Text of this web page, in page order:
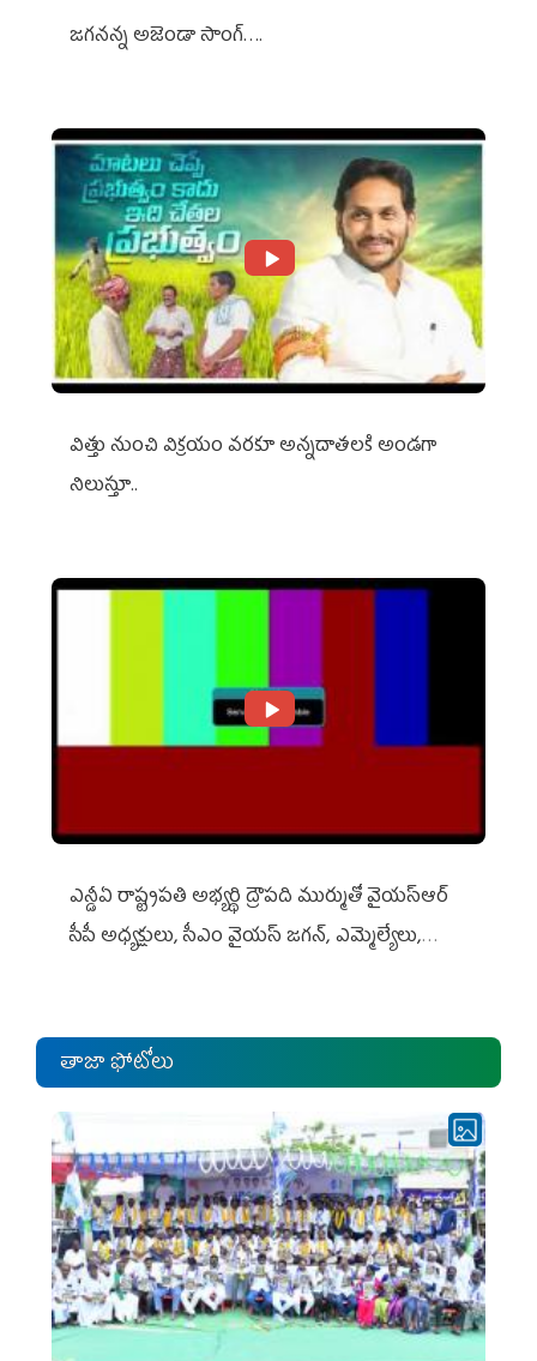
జగనన్న అజెండా సాంగ్….
విత్తు నుంచి విక్రయం వరకూ అన్నదాతలకి అండగా
నిలుస్తూ..
ఎన్డీఏ రాష్ట్ర‌ప‌తి అభ్య‌ర్థి ద్రౌప‌ది ముర్ముతో వైయ‌స్ఆర్
సీపీ అధ్య‌క్షులు, సీఎం వైయ‌స్ జ‌గ‌న్, ఎమ్మెల్యేలు,
తాజా ఫోటోలు